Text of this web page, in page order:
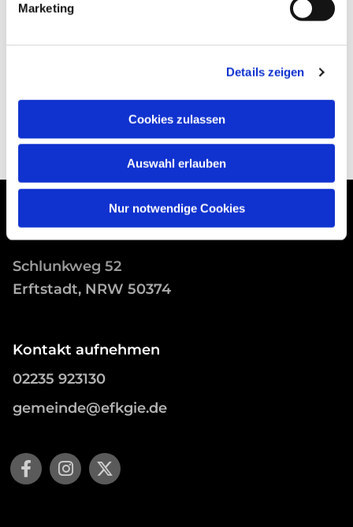
Marketing
Details zeigen
Cookies zulassen
Auswahl erlauben
Nur notwendige Cookies
Schlunkweg 52
Erftstadt, NRW 50374
Kontakt aufnehmen
02235 923130
gemeinde@efkgie.de